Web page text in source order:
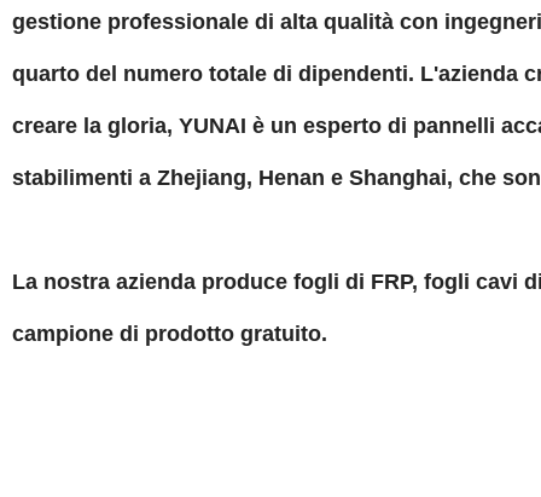
gestione professionale di alta qualità con
quarto del numero totale di dipendenti. L'azienda
creare la gloria, YUNAI è un esperto di pannelli
stabilimenti a Zhejiang, Henan e Shanghai, che
La nostra azienda produce fogli di FRP, fogli cavi
campione di prodotto gratuito.